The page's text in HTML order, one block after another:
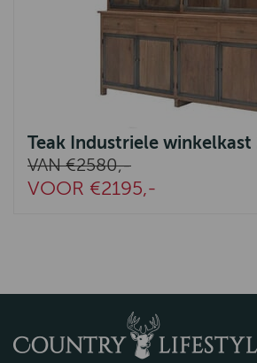
Teak Industriele
VAN €2580,-
VOOR €2195,-